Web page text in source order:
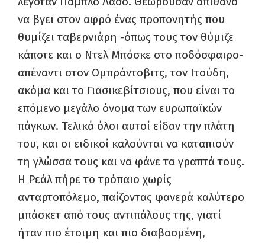
να βγει στον αφρό ένας προπονητής που
θυμίζει ταβερνιάρη -όπως τους τον θύμιζε
κάποτε και ο Ντελ Μπόσκε στο ποδόσφαιρο-
απέναντι στον Ομπράντοβιτς, τον Ιτούδη,
ακόμα και το Γιασικεβίτσιους, που είναι το
επόμενο μεγάλο όνομα των ευρωπαϊκών
πάγκων. Τελικά όλοι αυτοί είδαν την πλάτη
του, και οι ειδικοί καλούνται να καταπιούν
τη γλώσσα τους και να φάνε τα γραπτά τους.
Η Ρεάλ πήρε το τρόπαιο χωρίς
ανταρτοπόλεμο, παίζοντας φανερά καλύτερο
μπάσκετ από τους αντιπάλους της, γιατί
ήταν πιο έτοιμη και πιο διαβασμένη,